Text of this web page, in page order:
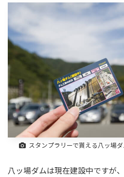
スタンプラリーで貰える八ッ場
八ッ場ダムは現在建設中ですが